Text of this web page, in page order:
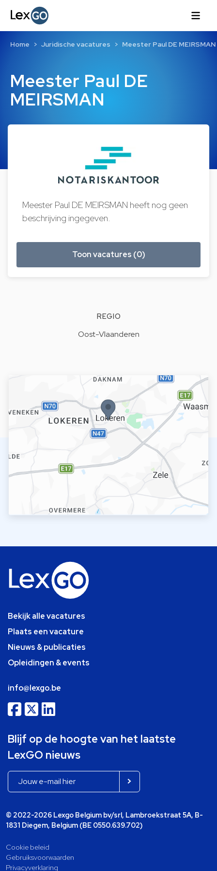
Meester Paul DE
MEIRSMAN
Home Juridische vacatures Meester Paul DE MEIRSMAN
Meester Paul DE MEIRSMAN heeft nog geen
beschrijving ingegeven.
Toon vacatures (0)
REGIO
Oost-Vlaanderen
Bekijk alle vacatures
Plaats een vacature
Nieuws & publicaties
Opleidingen & events
info@lexgo.be
Blijf op de hoogte van het laatste
LexGO nieuws
© 2022-2026 Lexgo Belgium bv/srl, Lambroekstraat 5A, B-
1831 Diegem, Belgium (BE 0550.639.702)
Cookie beleid
Gebruiksvoorwaarden
Privacyverklaring